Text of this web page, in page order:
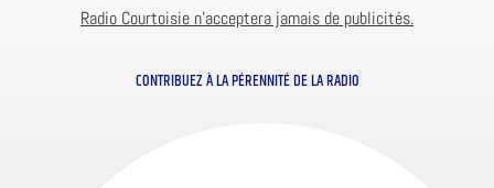
Radio Courtoisie n’acceptera jamais de publicités.
CONTRIBUEZ À LA PÉRENNITÉ DE LA RADIO